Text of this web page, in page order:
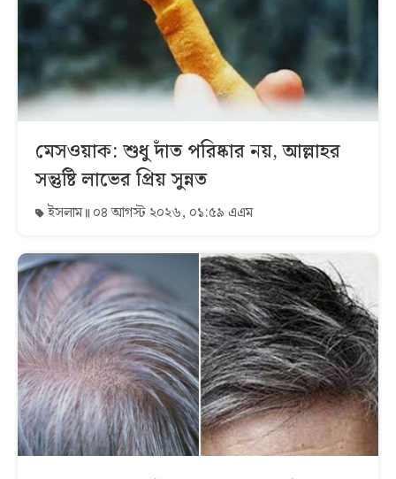
মেসওয়াক: শুধু দাঁত পরিষ্কার নয়, আল্লাহর
সন্তুষ্টি লাভের প্রিয় সুন্নত
ইসলাম ০৪ আগস্ট ২০২৬, ০১:৫৯ এএম